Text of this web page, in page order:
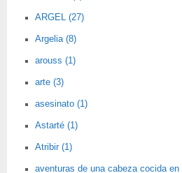
ARGEL (27)
Argelia (8)
arouss (1)
arte (3)
asesinato (1)
Astarté (1)
Atribir (1)
aventuras de una cabeza cocida en